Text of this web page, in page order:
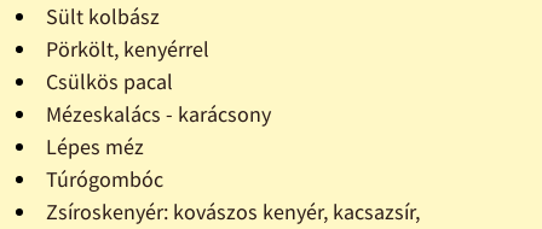
Sült kolbász
Pörkölt, kenyérrel
Csülkös pacal
Mézeskalács - karácsony
Lépes méz
Túrógombóc
Zsíroskenyér: kovászos kenyér, kacsazsír,